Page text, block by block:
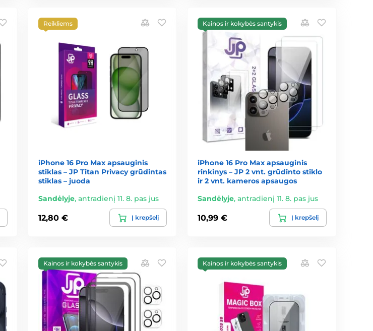
Reikliems
iPhone 16 Pro Max apsauginis
stiklas – JP Titan Privacy grūdintas
stiklas – juoda
Sandėlyje, antradienį 11. 8. pas jus
12,80 € Į krepšelį
Kainos ir kokybės santykis
iPhone 16 Pro Max apsauginis
rinkinys – JP 2 vnt. grūdinto stiklo
ir 2 vnt. kameros apsaugos
Sandėlyje,antradienį 11. 8. pas jus
10,99 € Į krepšelį
Kainos ir kokybės santykis Kainos ir kokybės santykis